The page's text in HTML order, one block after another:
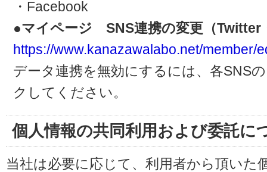
・Facebook
●マイページ SNS連携の変更（Twitter
https://www.kanazawalabo.net/member/
データ連携を無効にするには、各SNS
クしてください。
個人情報の共同利用および委託に
当社は必要に応じて、利用者から頂いた